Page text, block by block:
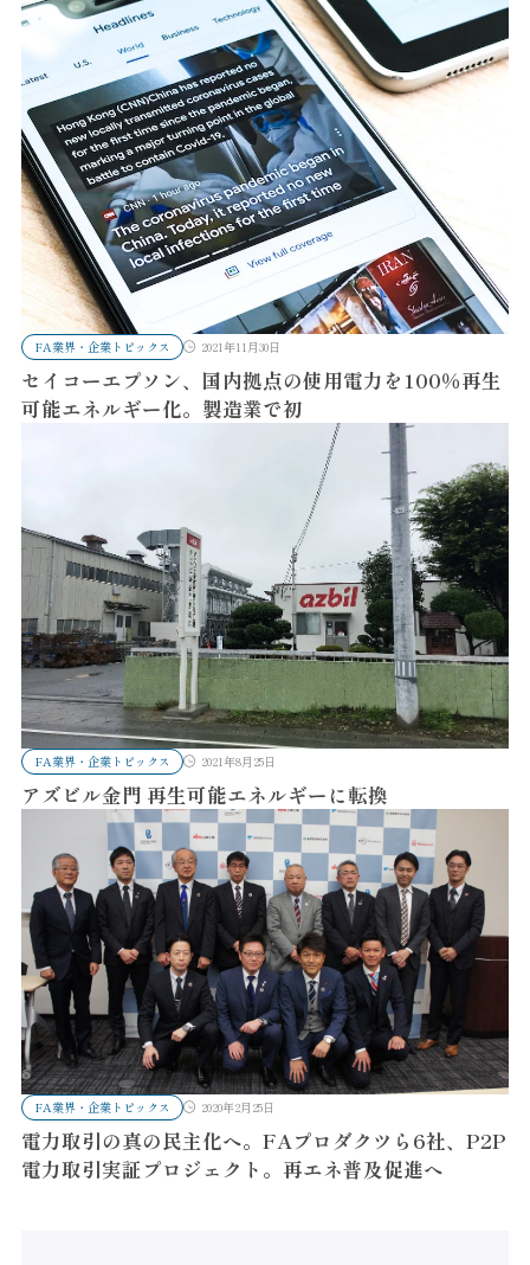
FA業界・企業トピックス 2021年11月30日
セイコーエプソン、国内拠点の使用電力を100％再生
可能エネルギー化。製造業で初
FA業界・企業トピックス 2021年8月25日
アズビル金門 再生可能エネルギーに転換
FA業界・企業トピックス 2020年2月25日
電力取引の真の民主化へ。FAプロダクツら6社、P2P
電力取引実証プロジェクト。再エネ普及促進へ